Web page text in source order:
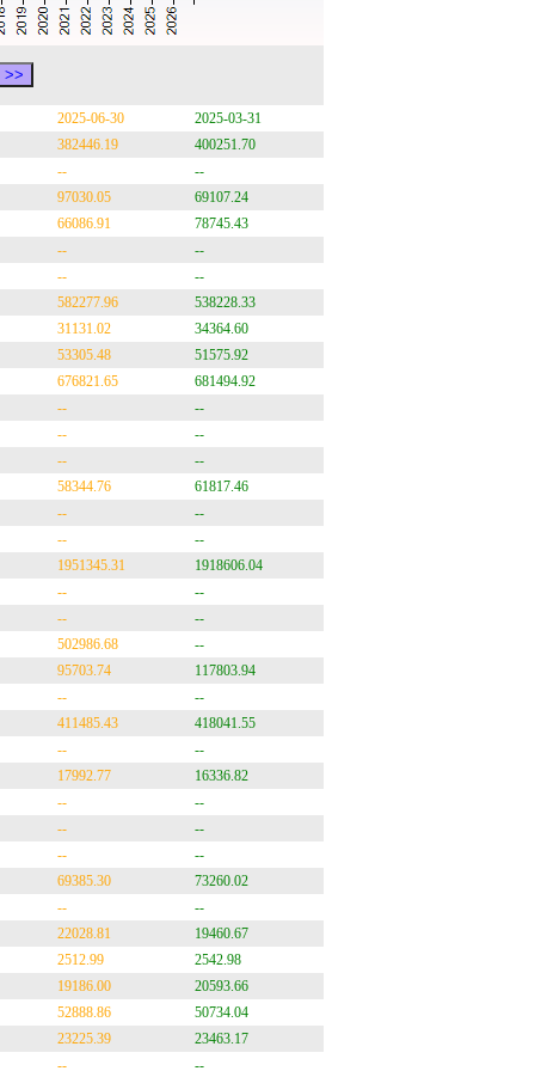
2025-06-30
2025-03-31
382446.19
400251.70
--
--
97030.05
69107.24
66086.91
78745.43
--
--
--
--
582277.96
538228.33
31131.02
34364.60
53305.48
51575.92
676821.65
681494.92
--
--
--
--
--
--
58344.76
61817.46
--
--
--
--
1951345.31
1918606.04
--
--
--
--
502986.68
--
95703.74
117803.94
--
--
411485.43
418041.55
--
--
17992.77
16336.82
--
--
--
--
--
--
69385.30
73260.02
--
--
22028.81
19460.67
2512.99
2542.98
19186.00
20593.66
52888.86
50734.04
23225.39
23463.17
--
--